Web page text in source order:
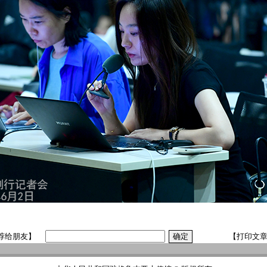
给朋友】 【打印文